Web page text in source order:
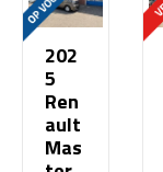
202
5
Ren
ault
Mas